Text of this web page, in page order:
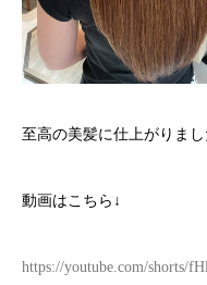
至高の美髪に仕上がりまし
動画はこちら↓
https://youtube.com/shorts/